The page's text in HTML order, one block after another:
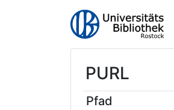
PURL
Pfad